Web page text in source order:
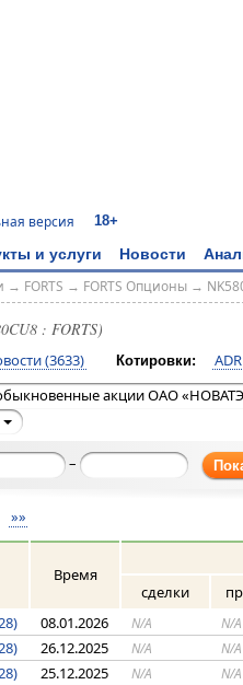
версия 18+
и услуги Новости
→ FORTS → FORTS Опционы→
: FORTS)
(3633) Котировки: ADR
акции ОАО
–
»»
Время
сделки
08.01.2026 N/A N/A
26.12.2025 N/A N/A
25.12.2025 N/A N/A